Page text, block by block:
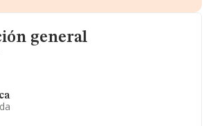
general
oficial y registral complementaria.